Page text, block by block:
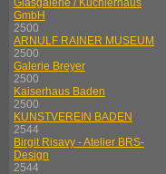
Glasgalerie / Kuchlerhaus
GmbH
2500
ARNULF RAINER MUSEUM
2500
Galerie Breyer
2500
Kaiserhaus Baden
2500
KUNSTVEREIN BADEN
2544
Birgit Risavy - Atelier BRS-
Design
2544